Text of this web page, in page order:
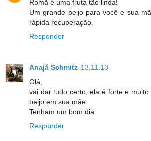
Romã é uma fruta tão linda!
Um grande beijo para você e sua
rápida recuperação.
Responder
Anajá Schmitz 13.11.13
Olá,
vai dar tudo certo, ela é forte e
beijo em sua mãe.
Tenham um bom dia.
Responder